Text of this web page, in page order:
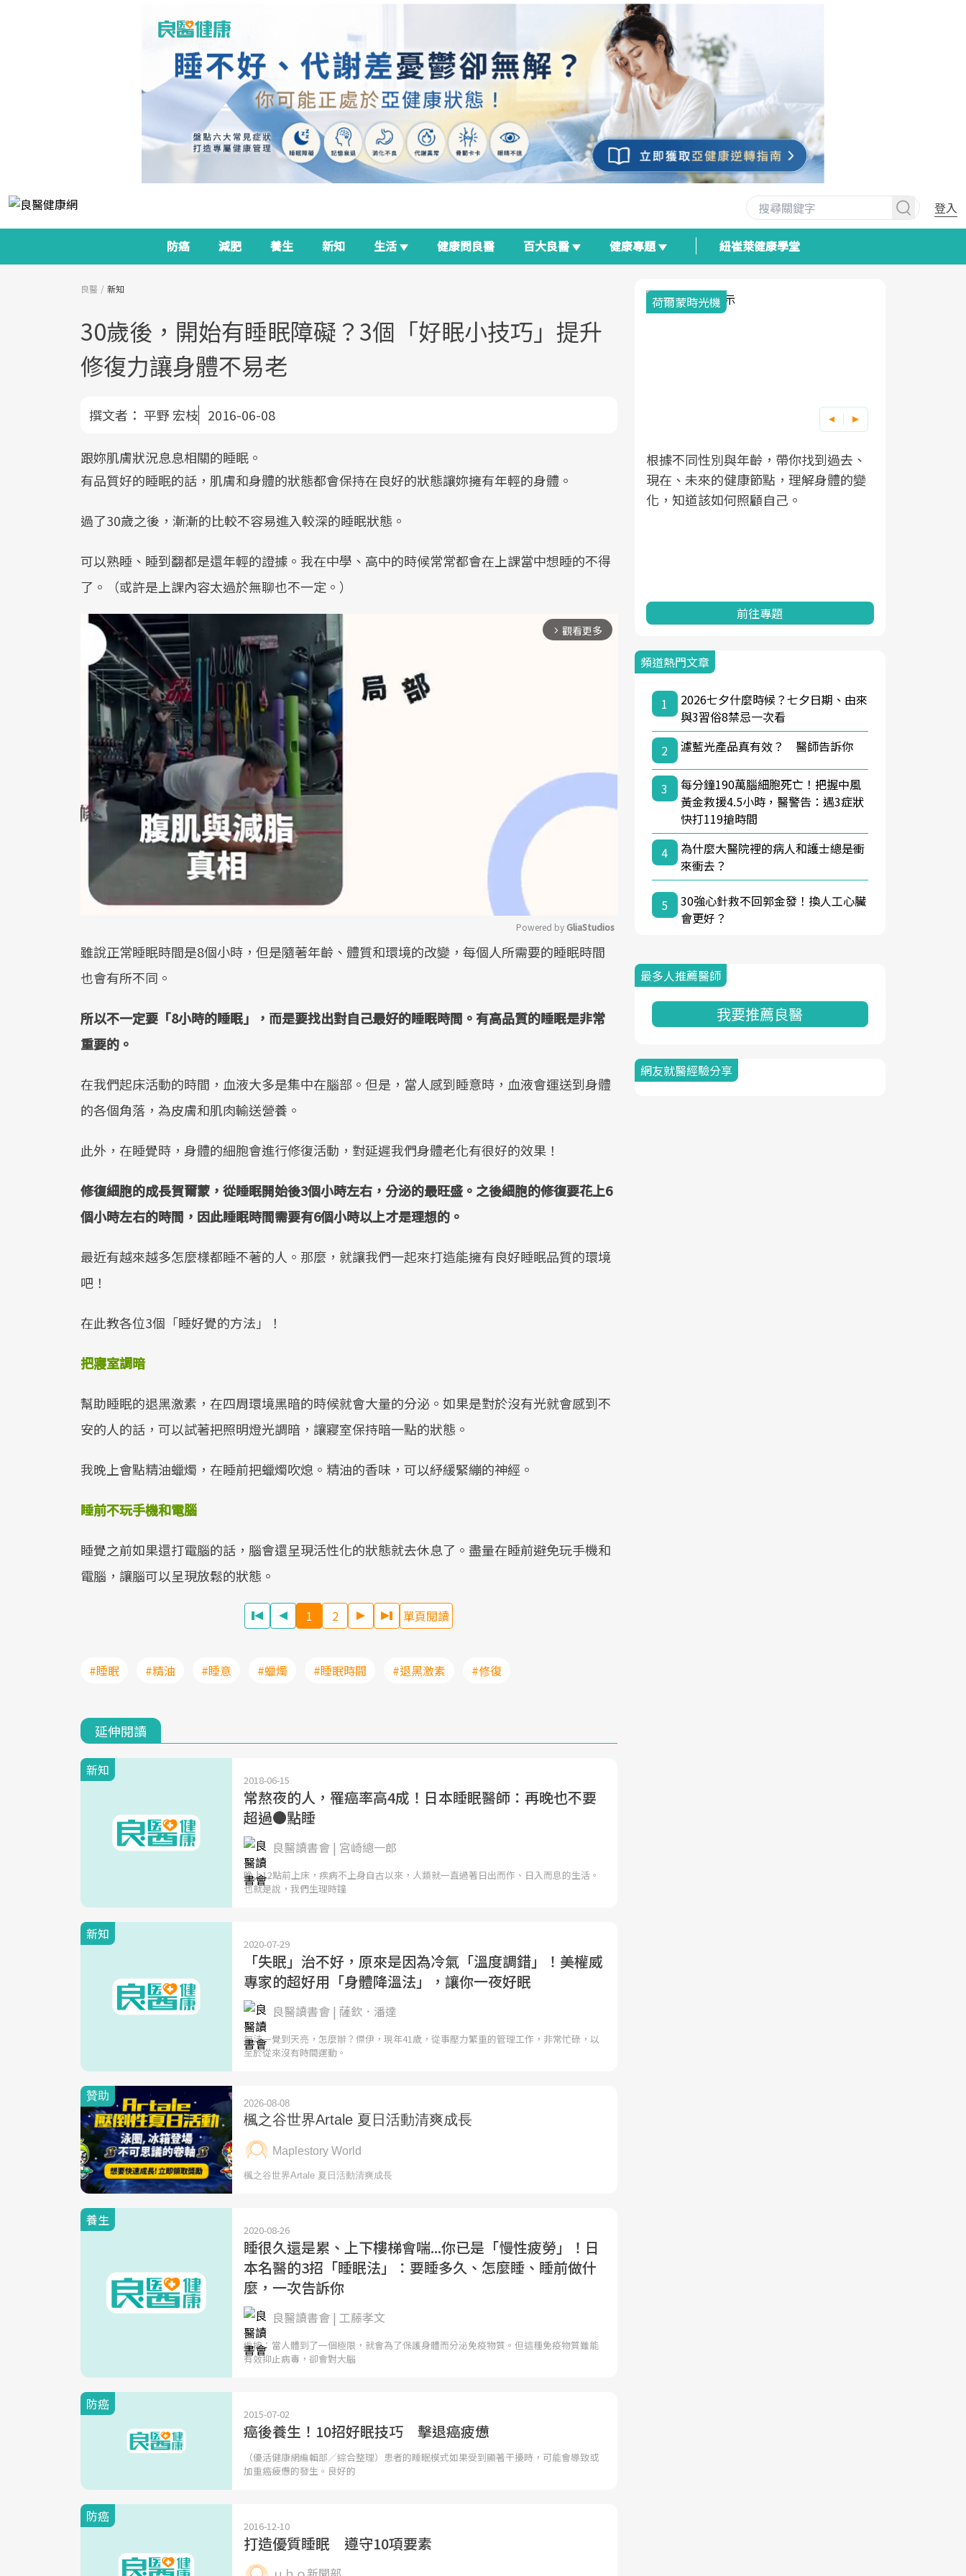
登入
防癌 減肥 養生 新知 生活 健康問良醫 百大良醫 健康專題 紐崔萊健康學堂
良醫 新知
30歲後，開始有睡眠障礙？3個「好眠小技巧」提升
修復力讓身體不易老
撰文者： 平野 宏枝 2016-06-08
跟妳肌膚狀況息息相關的睡眠。
有品質好的睡眠的話，肌膚和身體的狀態都會保持在良好的狀態讓妳擁有年輕的身體。
過了30歲之後，漸漸的比較不容易進入較深的睡眠狀態。
可以熟睡、睡到翻都是還年輕的證據。我在中學、高中的時候常常都會在上課當中想睡的不得
了。（或許是上課內容太過於無聊也不一定。）
arrow_forward_ios 觀看更多
Powered by GliaStudios
雖說正常睡眠時間是8個小時，但是隨著年齡、體質和環境的改變，每個人所需要的睡眠時間
也會有所不同。
所以不一定要「8小時的睡眠」，而是要找出對自己最好的睡眠時間。有高品質的睡眠是非常
重要的。
在我們起床活動的時間，血液大多是集中在腦部。但是，當人感到睡意時，血液會運送到身體
的各個角落，為皮膚和肌肉輸送營養。
此外，在睡覺時，身體的細胞會進行修復活動，對延遲我們身體老化有很好的效果！
修復細胞的成長賀爾蒙，從睡眠開始後3個小時左右，分泌的最旺盛。之後細胞的修復要花上6
個小時左右的時間，因此睡眠時間需要有6個小時以上才是理想的。
最近有越來越多怎麼樣都睡不著的人。那麼，就讓我們一起來打造能擁有良好睡眠品質的環境
吧！
在此教各位3個「睡好覺的方法」！
把寢室調暗
幫助睡眠的退黑激素，在四周環境黑暗的時候就會大量的分泌。如果是對於沒有光就會感到不
安的人的話，可以試著把照明燈光調暗，讓寢室保持暗一點的狀態。
我晚上會點精油蠟燭，在睡前把蠟燭吹熄。精油的香味，可以紓緩緊繃的神經。
睡前不玩手機和電腦
睡覺之前如果還打電腦的話，腦會還呈現活性化的狀態就去休息了。盡量在睡前避免玩手機和
電腦，讓腦可以呈現放鬆的狀態。
1 2 單頁閱讀
#睡眠 #精油 #睡意 #蠟燭 #睡眠時間 #退黑激素 #修復
延伸閱讀
新知
2018-06-15
常熬夜的人，罹癌率高4成！日本睡眠醫師：再晚也不要
超過●點睡
良醫讀書會 | 宮崎總一郎
晚上12點前上床，疾病不上身自古以來，人類就一直過著日出而作、日入而息的生活。
也就是說，我們生理時鐘
新知
2020-07-29
「失眠」治不好，原來是因為冷氣「溫度調錯」！美權威
專家的超好用「身體降溫法」，讓你一夜好眠
良醫讀書會 | 薩欽．潘達
無法一覺到天亮，怎麼辦？傑伊，現年41歲，從事壓力繁重的管理工作，非常忙碌，以
至於從來沒有時間運動。
養生
2020-08-26
睡很久還是累、上下樓梯會喘...你已是「慢性疲勞」！日
本名醫的3招「睡眠法」：要睡多久、怎麼睡、睡前做什
麼，一次告訴你
良醫讀書會 | 工藤孝文
編按：當人體到了一個極限，就會為了保護身體而分泌免疫物質。但這種免疫物質雖能
有效抑止病毒，卻會對大腦
防癌
2015-07-02
癌後養生！10招好眠技巧 擊退癌疲憊
（優活健康網編輯部／綜合整理）患者的睡眠模式如果受到顯著干擾時，可能會導致或
加重癌疲憊的發生。良好的
防癌
2016-12-10
打造優質睡眠 遵守10項要素
邁向「健康照護」的新時代。隨著國家
照3.0」的推進，「預防醫學」已成全民
療院所的服務，更是民眾了解自身健康
健康新生活」，從講座、體驗到運動，
發，透過醫學觀點與日常感受的對話，
改善行動。
荷爾蒙時光機
根據不同性別與年齡，帶你找到過去、
現在、未來的健康節點，理解身體的變
化，知道該如何照顧自己。
前往專題
頻道熱門文章
1
2026七夕什麼時候？七夕日期、由來
與3習俗8禁忌一次看
2
濾藍光產品真有效？ 醫師告訴你
3
每分鐘190萬腦細胞死亡！把握中風
黃金救援4.5小時，醫警告：遇3症狀
快打119搶時間
4
為什麼大醫院裡的病人和護士總是衝
來衝去？
5
30強心針救不回郭金發！換人工心臟
會更好？
最多人推薦醫師
我要推薦良醫
網友就醫經驗分享